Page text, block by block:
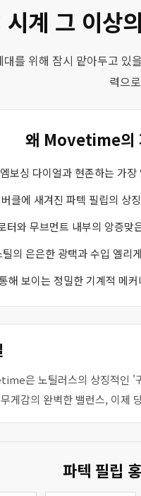
계 그 이상
를 위해 잠시 맡아두고
력으
왜 Movetime의
보싱 다이얼과 현존하는 가
클에 새겨진 파텍 필립의 상
터와 무브먼트 내부의 앙증맞
의 은은한 광택과 수입 엘리
해 보이는 정밀한 기계적 메
은 노틸러스의 상징적인 '
게감의 완벽한 밸런스, 이제
파텍 필립